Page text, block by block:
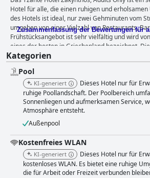
Hotel für alle, die einen ruhigen und erholsamen
des Hotels ist ideal, nur zwei Gehminuten vom
umgeben von einer Vielzahl von Restaurants,
Frühstücksangebot ist sehr vielfältig und wird
eines der besten in Griechenland bezeichnet.
stilvoll und sauber, mit bequemen Betten und
Personal ist freundlich, zuvorkommend und
erstklassigen Service zu bieten. Der Poolbereich
entspannender Ort, um den Tag zu verbringen,
in der Nähe des Strandes ist ein Höhepunkt des
Während einige Gäste kleinere Probleme mit
und gelegentlich randalierenden jungen Gästen
Gesamterfahrung positiv, wobei der
Hotels nur für Erwachsene lag. Das Hotel ist mit
freundlichen Personal an der Rezeption auch
die auf Barrierefreiheit angewiesen sind.
Zakynthos, Adults Only, eine gute Wahl für alle,
komfortablen Aufenthalt auf Zakynthos suchen.
Zusammenfassung der Bewertungen für
Kategorien
Pool
KI-generiert
Dieses Hotel nur für
ruhige Poollandschaft. Der Poolbereich
Sonnenliegen und aufmerksamen Service,
Atmosphäre entsteht.
Außenpool
Kostenfreies WLAN
KI-generiert
Dieses Hotel nur für
kostenloses WLAN. Es bietet eine ruhige
die für Arbeit oder Freizeit verbunden